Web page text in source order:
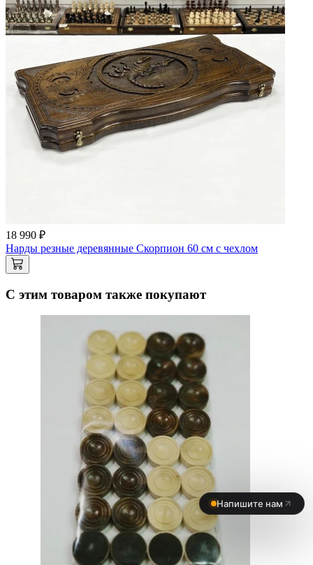
18 990 ₽
Нарды резные деревянные Скорпион 60 см с чехлом
С этим товаром также покупают